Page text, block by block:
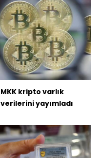
MKK kripto varlık
verilerini yayımladı